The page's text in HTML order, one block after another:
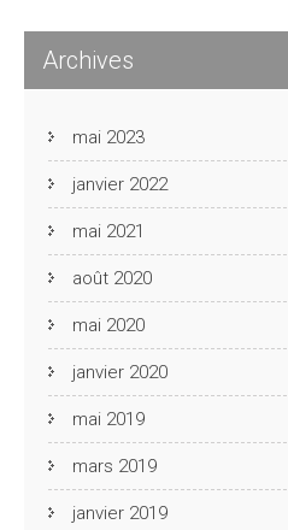
Archives
mai 2023
janvier 2022
mai 2021
août 2020
mai 2020
janvier 2020
mai 2019
mars 2019
janvier 2019